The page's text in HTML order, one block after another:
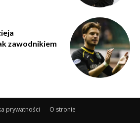
zawodnikiem
prywatności O stronie